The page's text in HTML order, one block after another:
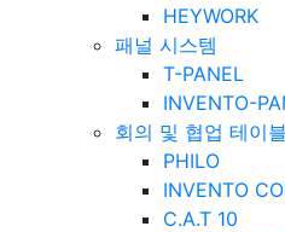
HEYWORK
패널 시스템
T-PANEL
INVENTO-
회의 및 협업 테이블
PHILO
INVENTO
C.A.T 10